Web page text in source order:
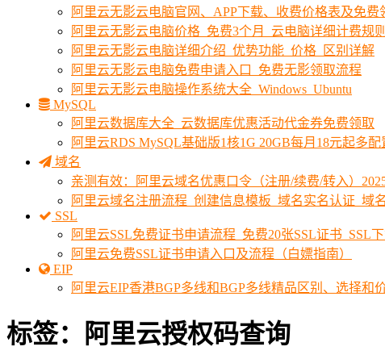
阿里云无影云电脑官网、APP下载、收费价格表及免费
阿里云无影云电脑价格_免费3个月_云电脑详细计费规则
阿里云无影云电脑详细介绍_优势功能_价格_区别详解
阿里云无影云电脑免费申请入口_免费无影领取流程
阿里云无影云电脑操作系统大全_Windows_Ubuntu
MySQL
阿里云数据库大全_云数据库优惠活动代金券免费领取
阿里云RDS MySQL基础版1核1G 20GB每月18元起多配
域名
亲测有效：阿里云域名优惠口令（注册/续费/转入）
阿里云域名注册流程_创建信息模板_域名实名认证_域
SSL
阿里云SSL免费证书申请流程_免费20张SSL证书_SSL
阿里云免费SSL证书申请入口及流程（白嫖指南）
EIP
阿里云EIP香港BGP多线和BGP多线精品区别、选择和
标签：阿里云授权码查询